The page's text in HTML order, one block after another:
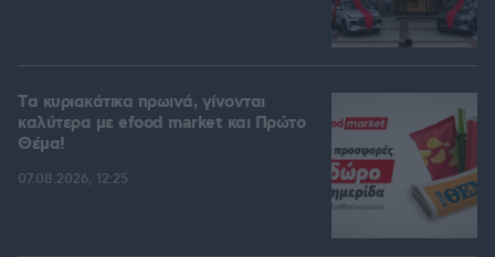
Tα κυριακάτικα πρωινά, γίνονται
καλύτερα με efood market και Πρώτο
Θέμα!
07.08.2026, 12:25